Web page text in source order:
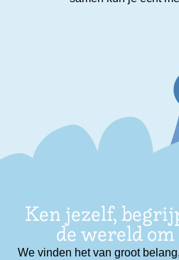
Ken jezelf,
de wereld
We vinden het van groot